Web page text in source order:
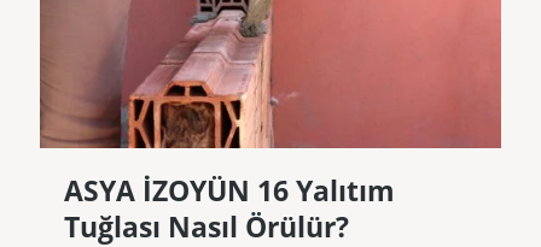
ASYA İZOYÜN 16 Yalıtım
Tuğlası Nasıl Örülür?